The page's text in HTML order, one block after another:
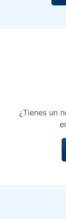
¿Tienes un